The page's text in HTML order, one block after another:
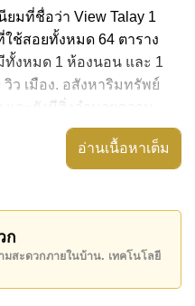
มที่ชื่อว่า View Talay 1
ใช้สอยทั้งหมด 64 ตาราง
งหมด 1 ห้องนอน และ 1
ว เมือง. อสังหาริมทรัพย์
ละยังมีสิ่งอำนวยความ
ครบ, มีระเบียง,
ะว่ายน้ำ ส่วนกลาง ได้
าหาร/ร้านกาแฟในสถาน
Condominium ได้แก่:
เคียงรถประจำทาง , ตลาด
อ่านเนื้อหาเต็ม
ก
มสะดวกภายในบ้าน. เทคโนโลยี